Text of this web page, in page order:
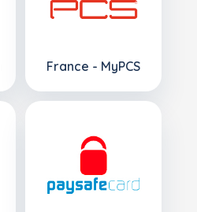
France - MyPCS